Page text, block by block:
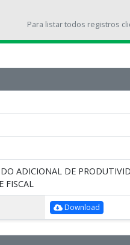
Para listar todos registros
ADICIONAL DE
FISCAL
Download